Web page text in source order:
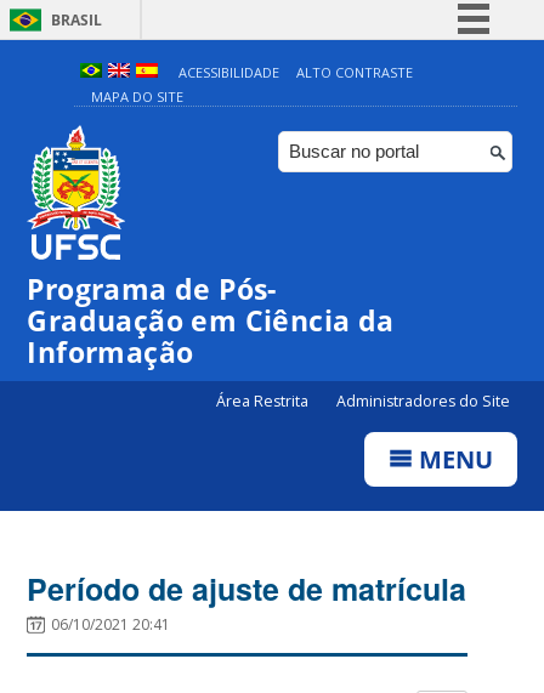
BRASIL
Simplifique!
Comunica BR
Participe
ACESSIBILIDADE
ALTO CONTRASTE
MAPA DO SITE
Programa de Pós-
Graduação em Ciência da
Informação
Área Restrita Administradores do Site
MENU
Período de ajuste de matrícula
06/10/2021 20:41